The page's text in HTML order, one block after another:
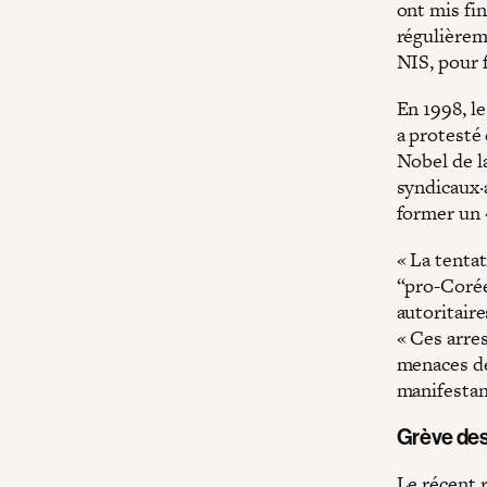
ont mis
NIS, pour
En 1998,
a
Nobel de
former un
« La
“pro-
« Ces
menaces
Grève